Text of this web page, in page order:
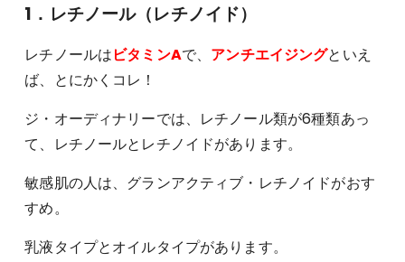
1．レチノール（レチノイド）
レチノールはビタミンAで、 アンチエイジングといえ
ば、とにかくコレ！
ジ・オーディナリーでは、レチノール類が6種類あっ
て、レチノールとレチノイドがあります。
敏感肌の人は、グランアクティブ・レチノイドがおす
すめ。
乳液タイプとオイルタイプがあります。